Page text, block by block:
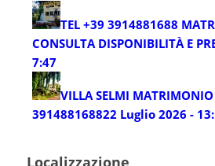
TEL +39 3914881688
CONSULTA DISPONIBILITÀ E
7:47
VILLA SELMI MATRIMONIO
391488168822 Luglio 2026 -